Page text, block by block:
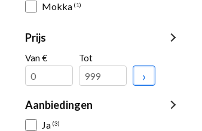
Mokka (1)
Prijs
Van € Tot
›
Aanbiedingen
Ja (3)